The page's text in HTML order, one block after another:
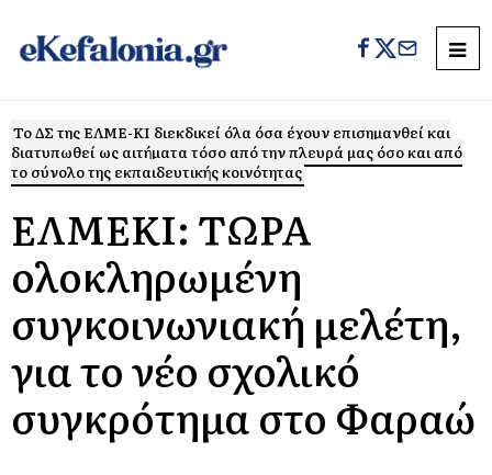
Το ΔΣ της ΕΛΜΕ-ΚΙ διεκδικεί όλα όσα έχουν επισημανθεί και
διατυπωθεί ως αιτήματα τόσο από την πλευρά μας όσο και από
το σύνολο της εκπαιδευτικής κοινότητας
ΕΛΜΕΚΙ: ΤΩΡΑ
ολοκληρωμένη
συγκοινωνιακή μελέτη,
για το νέο σχολικό
συγκρότημα στο Φαραώ